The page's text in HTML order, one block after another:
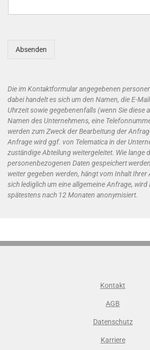
Absenden
Die im Kontaktformular angegebenen
dabei handelt es sich um den Namen, die E-
Uhrzeit sowie gegebenenfalls (wenn Sie diese
Namen des Unternehmens, eine
werden zum Zweck der Bearbeitung der
Anfrage wird ggf. von Telematica in der
zuständige Abteilung weitergeleitet. Wie lange
personenbezogenen Daten gespeichert
weiter gegeben werden, hängt vom Inhalt Ihrer
sich lediglich um eine allgemeine Anfrage, wird
spätestens nach 12 Monaten anonymisiert.
Kontakt
AGB
Datenschutz
Karriere